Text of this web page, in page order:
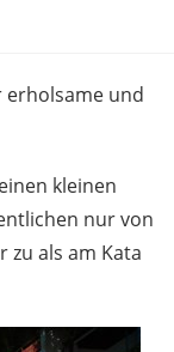
erholsame und
kleinen
nur von
als am Kata